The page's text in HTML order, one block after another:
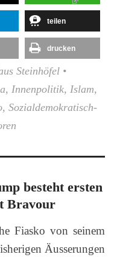
teilen
drucken
Steinhöfel •
, Innenpolitik, Islam,
, Sozialdemokratisch-
besteht ersten
Bravour
Fiasko von seinem
Äusserungen